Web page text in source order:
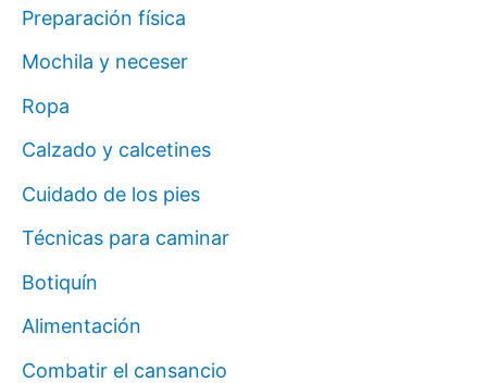
Preparación física
Mochila y neceser
Ropa
Calzado y calcetines
Cuidado de los pies
Técnicas para caminar
Botiquín
Alimentación
Combatir el cansancio